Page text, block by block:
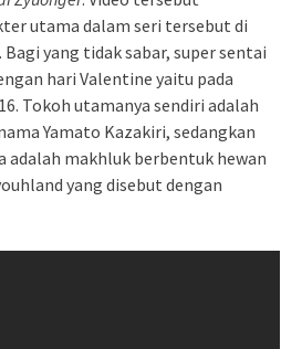
utama dalam seri tersebut di
yang tidak sabar, super sentai
hari Valentine yaitu pada
Tokoh utamanya sendiri adalah
Yamato Kazakiri, sedangkan
adalah makhluk berbentuk hewan
yang disebut dengan